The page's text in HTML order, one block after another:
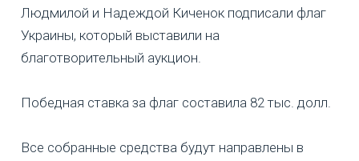
Людмилой и Надеждой Киченок подписали флаг
Украины, который выставили на
благотворительный аукцион.
Победная ставка за флаг составила 82 тыс. долл.
Все собранные средства будут направлены в